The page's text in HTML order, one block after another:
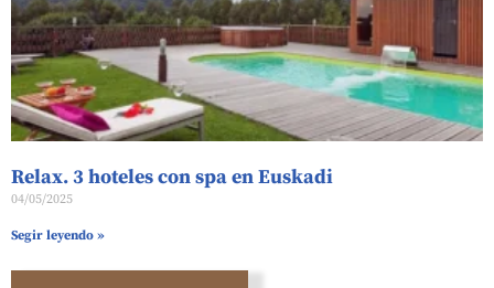
Relax. 3 hoteles con spa en Euskadi
04/05/2025
Segir leyendo »